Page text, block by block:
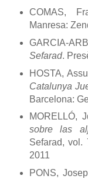
COMAS,
Manresa:
GARCIA-
Sefarad.
HOSTA,
Catalunya
Barcelona:
MORELLÓ,
sobre las
Sefarad, vol.
2011
PONS,